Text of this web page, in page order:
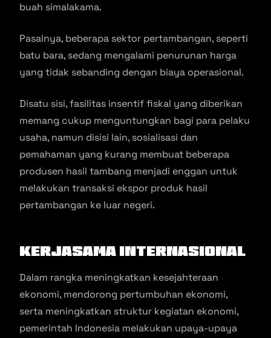
buah simalakama.
Pasalnya, beberapa sektor pertambangan, seperti
batu bara, sedang mengalami penurunan harga
yang tidak sebanding dengan biaya operasional.
Disatu sisi, fasilitas insentif fiskal yang diberikan
memang cukup menguntungkan bagi para pelaku
usaha, namun disisi lain, sosialisasi dan
pemahaman yang kurang membuat beberapa
produsen hasil tambang menjadi enggan untuk
melakukan transaksi ekspor produk hasil
pertambangan ke luar negeri.
Kerjasama Internasional
Dalam rangka meningkatkan kesejahteraan
ekonomi, mendorong pertumbuhan ekonomi,
serta meningkatkan struktur kegiatan ekonomi,
pemerintah Indonesia melakukan upaya-upaya